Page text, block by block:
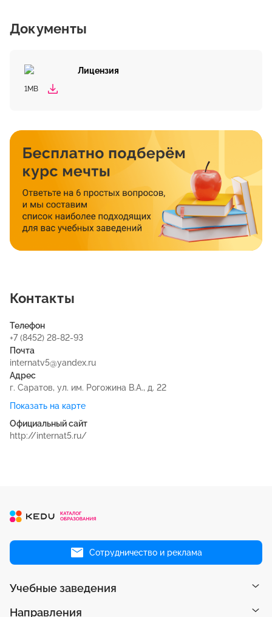
Документы
Лицензия
1MB
Контакты
Телефон
+7 (8452) 28-82-93
Почта
internatv5@yandex.ru
Адрес
г. Саратов, ул. им. Рогожина В.А., д. 22
Показать на карте
Официальный сайт
http://internat5.ru/
Сотрудничество и реклама
Учебные заведения
Направления